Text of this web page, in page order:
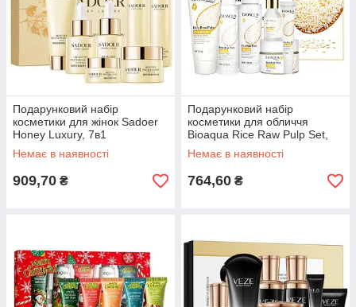
Подарунковий набір
косметики для жінок Sadoer
Honey Luxury, 7в1
Немає в наявності
909,70 ₴
Подарунковий набір
косметики для обличчя
Bioaqua Rice Raw Pulp Set,
6в1
Немає в наявності
764,60 ₴